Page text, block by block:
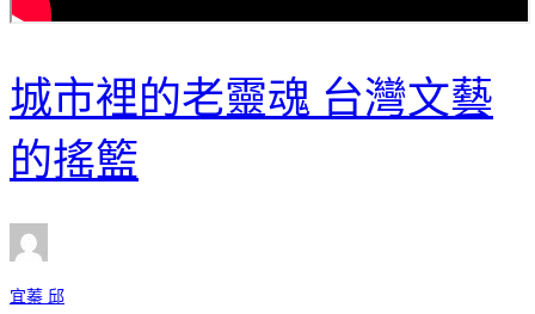
城市裡的老靈魂 台灣文藝
的搖籃
宜蓁 邱